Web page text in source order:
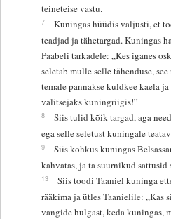
teineteise vastu.
7
Kuningas hüüdis valjusti, et
teadjad ja tähetargad. Kuningas
Paabeli tarkadele: „Kes iganes
seletab mulle selle tähenduse,
temale pannakse kuldkee kaela
valitsejaks kuningriigis!”
8
Siis tulid kõik targad, aga
ega selle seletust kuningale
9
Siis kohkus kuningas
kahvatas, ja ta suurnikud sattusid
13
Siis toodi Taaniel kuninga
rääkima ja ütles Taanielile: „Kas
vangide hulgast, keda kuningas,